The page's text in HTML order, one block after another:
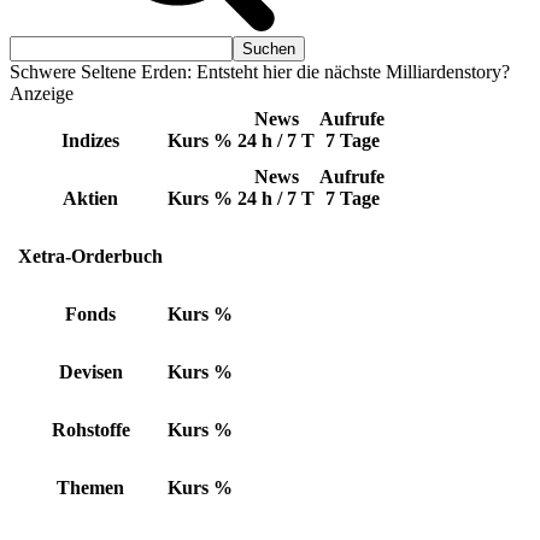
Schwere Seltene Erden: Entsteht hier die nächste Milliardenstory?
Anzeige
Indizes Kurs %
News
24 h / 7 T
Aufrufe
7 Tage
Aktien Kurs %
News
24 h / 7 T
Aufrufe
7 Tage
Xetra-Orderbuch
Fonds Kurs %
Devisen Kurs %
Rohstoffe Kurs %
Themen Kurs %